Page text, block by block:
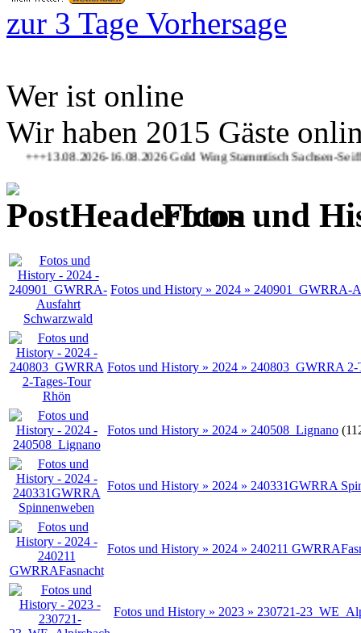
zur 3 Tage Vorhersage
Wer ist online
Wir haben 2015 Gäste
16.08.2026 Gold Wing Stammtisch Sachsen-Seiffen
Fotos und
Fotos und History » 2024 » 240901_GWRRA-
Fotos und History » 2024 » 240803_GWRRA 2-
Fotos und History » 2024 » 240508_Lignano
Fotos und History » 2024 » 240331GWRRA
Fotos und History » 2024 » 240211
Fotos und History » 2023 » 230721-